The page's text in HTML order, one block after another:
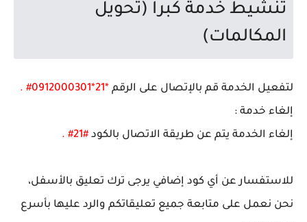
تنشيط خدمة كبرا (تحويل
المكالمات)
لتفعيل الخدمة قم بالإتصال على الرقم *21*0912000301# .
إلغاء خدمة :
إلغاء الخدمة يتم عن طريقة الاتصال بالكود#21# .
للاستفسار عن أي كود إضافي يرجى ترك تعليق بالأسفل،
نحن نعمل على متابعة جميع تعليقاتكم والرد عليها بأسرع